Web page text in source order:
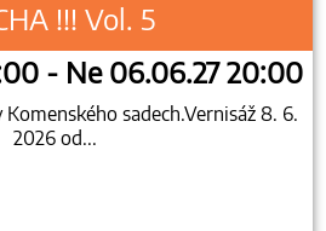
!!! Vol. 5
- Ne 06.06.27 20:00
sadech.Vernisáž 8. 6.
2026 od...